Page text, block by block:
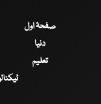
صفحۂ اول
دنیا
تعلیم